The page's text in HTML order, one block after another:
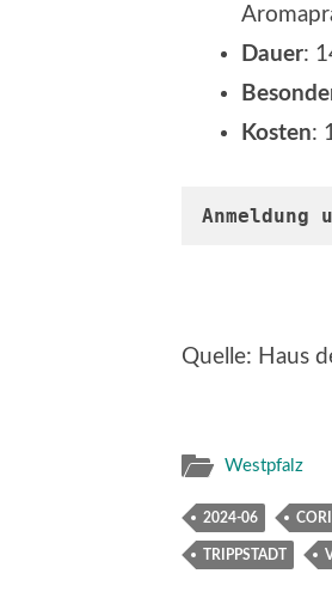
Dauer:
Kosten:
Anmeldung
Quelle: Haus
Westpfalz
2024-06
TRIPPSTADT